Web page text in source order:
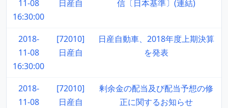
11-08
16:30:00
日産自
信〔日本基準〕(連結)
2018-
11-08
16:30:00
[72010]
日産自
日産自動車、2018年度上期決算
を発表
2018-
11-08
[72010]
日産自
剰余金の配当及び配当予想の修
正に関するお知らせ